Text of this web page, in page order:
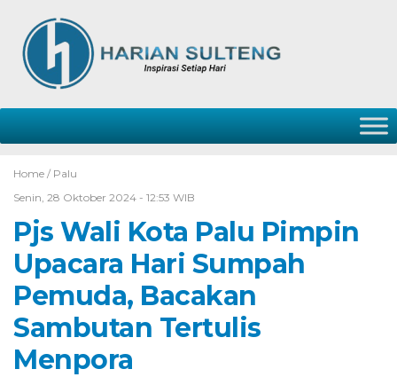
Home / Palu
Senin, 28 Oktober 2024 - 12:53 WIB
Pjs Wali Kota Palu Pimpin
Upacara Hari Sumpah
Pemuda, Bacakan
Sambutan Tertulis
Menpora